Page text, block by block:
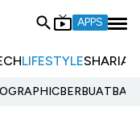
APPS
LIFESTYLESHARIA